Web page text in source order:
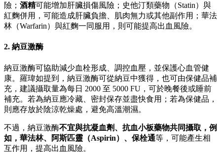
險； 酒精可能增加肝臟損傷風險；史他汀類藥物（Statin）與
紅麴併用，可能造成肝臟負擔、肌肉無力或其他副作用；華法
林（Warfarin）與紅麴一同服用，則可能提高出血風險。
2. 納豆激酶
納豆激酶可協助減少血栓形成、調控血壓，並保護心血管健
康。羅瑋如提到，納豆激酶可從納豆中獲得，也可由保健品補
充，建議攝取量為每日 2000 至 5000 FU，可於晚餐後或睡前
補充。若為納豆應冷藏、密封保存並盡快食用；若為保健品，
則應存放於陰涼乾燥處，避免高溫潮濕。
不過，納豆激酶不宜與抗凝血劑、抗血小板藥物共同攝取，例
如，華法林、阿斯匹靈（Aspirin）、保栓通等，可能產生相
互作用，提高出血風險。